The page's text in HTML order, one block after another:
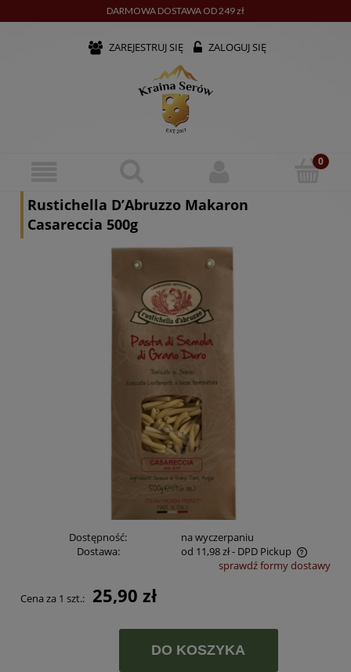
DARMOWA DOSTAWA OD 249 zł
ZAREJESTRUJ SIĘ ZALOGUJ SIĘ
Rustichella D’Abruzzo Makaron
Casareccia 500g
Dostępność:
na wyczerpaniu
Dostawa:
od 11,98 zł- DPD Pickup
Cena nie zawiera ewentualnych kosztów płatności
sprawdź formy dostawy
Cena za 1 szt.: 25,90 zł
DO KOSZYKA